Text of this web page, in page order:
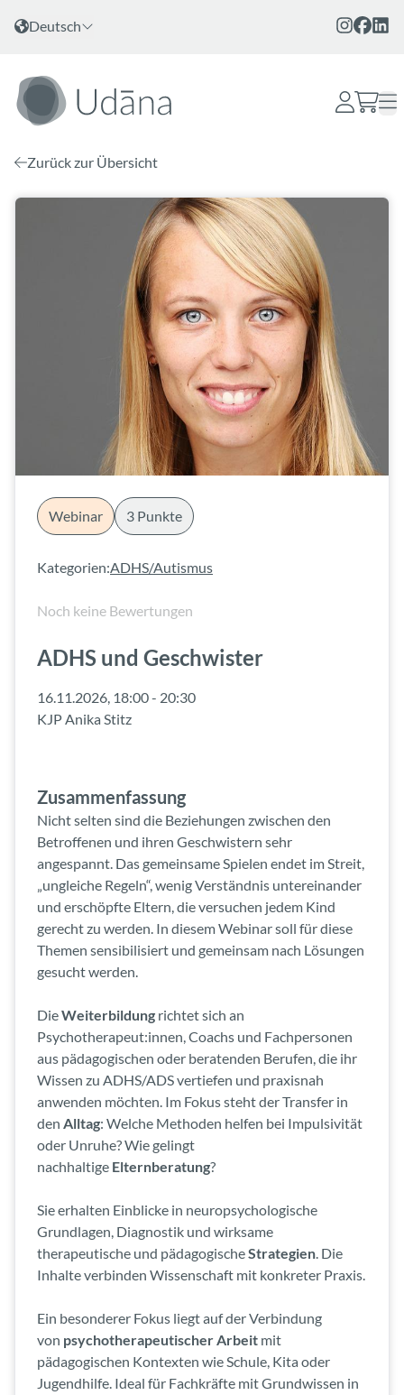
Zum Inhalt
Sprache wählen
Deutsch
Zurück zur Übersicht
Webinar 3 Punkte
Kategorien:ADHS/Autismus
Noch keine Bewertungen
ADHS und Geschwister
16.11.2026, 18:00 - 20:30
KJP Anika Stitz
Zusammenfassung
Nicht selten sind die Beziehungen zwischen den
Betroffenen und ihren Geschwistern sehr
angespannt. Das gemeinsame Spielen endet im Streit,
„ungleiche Regeln“, wenig Verständnis untereinander
und erschöpfte Eltern, die versuchen jedem Kind
gerecht zu werden. In diesem Webinar soll für diese
Themen sensibilisiert und gemeinsam nach Lösungen
gesucht werden.
DieWeiterbildung richtet sich an
Psychotherapeut:innen, Coachs und Fachpersonen
aus pädagogischen oder beratenden Berufen, die ihr
Wissen zu ADHS/ADS vertiefen und praxisnah
anwenden möchten. Im Fokus steht der Transfer in
den Alltag: Welche Methoden helfen bei Impulsivität
oder Unruhe? Wie gelingt
nachhaltige Elternberatung?
Sie erhalten Einblicke in neuropsychologische
Grundlagen, Diagnostik und wirksame
therapeutische und pädagogischeStrategien. Die
Inhalte verbinden Wissenschaft mit konkreter Praxis.
Ein besonderer Fokus liegt auf der Verbindung
von psychotherapeutischer Arbeit mit
pädagogischen Kontexten wie Schule, Kita oder
Jugendhilfe. Ideal für Fachkräfte mit Grundwissen in